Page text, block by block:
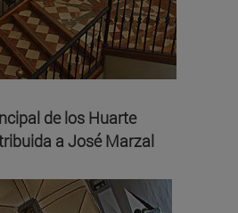
de los Huarte
a José Marzal